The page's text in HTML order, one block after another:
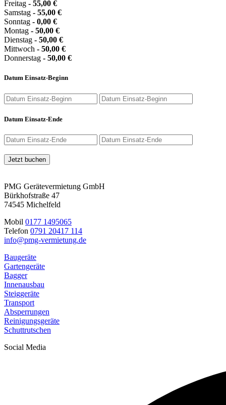
Freitag - 55,00 €
Samstag - 55,00 €
Sonntag - 0,00 €
Montag - 50,00 €
Dienstag - 50,00 €
Mittwoch - 50,00 €
Donnerstag - 50,00 €
Datum Einsatz-Beginn
Datum Einsatz-Ende
Jetzt buchen
PMG Gerätevermietung GmbH
Bürkhofstraße 47
74545 Michelfeld
Mobil 0177 1495065
Telefon 0791 20417 114
info@pmg-vermietung.de
Baugeräte
Gartengeräte
Bagger
Innenausbau
Steiggeräte
Transport
Absperrungen
Reinigungsgeräte
Schuttrutschen
Social Media